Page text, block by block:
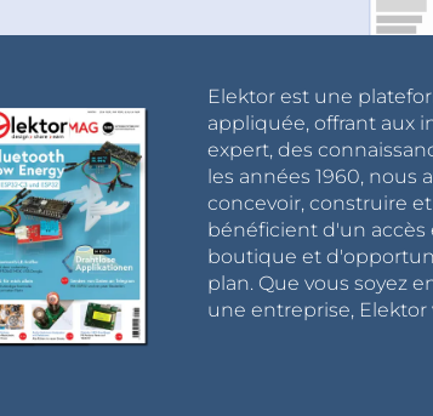
Elektor est une
appliquée, offrant aux
expert, des
les années 1960,
concevoir, construire
bénéficient d'un accès
boutique et
plan. Que vous soyez
une entreprise, Elektor